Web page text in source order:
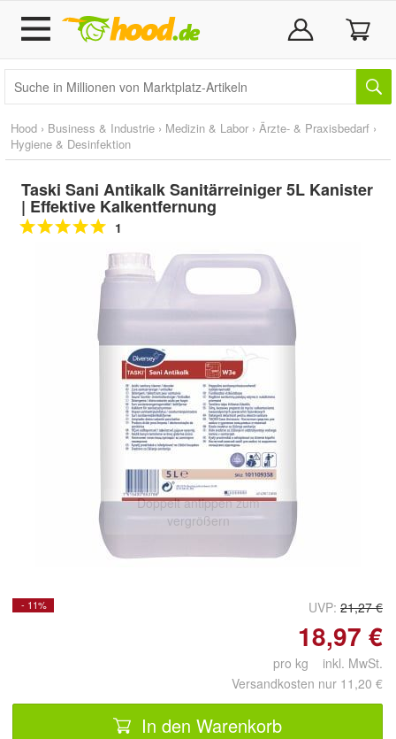
Hood › Business & Industrie › Medizin & Labor › Ärzte- & Praxisbedarf ›
Hygiene & Desinfektion
Taski Sani Antikalk Sanitärreiniger 5L Kanister
| Effektive Kalkentfernung
1
Doppelt antippen zum
vergrößern
- 11% UVP: 21,27 €
18,97 €
pro kg inkl. MwSt.
Versandkosten nur 11,20 €
In den Warenkorb